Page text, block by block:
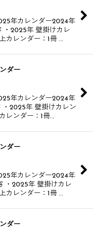
年カレンダー​ 2024年
・2025年 壁掛けカレ
カレンダー：1冊 …
ダー
年カレンダー​ 2024年
・2025年 壁掛けカレン
レンダー：1冊 ​…
ダー
年カレンダー​ 2024年
・2025年 壁掛けカレ
カレンダー：1冊 …
ダー